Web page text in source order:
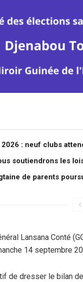
: neuf clubs
soutiendrons les
de parents
Lansana Conté
14 septembre
de dresser le bilan